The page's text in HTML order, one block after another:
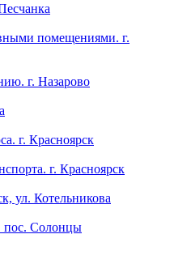
помещениями. г.
г. Назарово
г. Красноярск
г. Красноярск
ул. Котельникова
пос. Солонцы